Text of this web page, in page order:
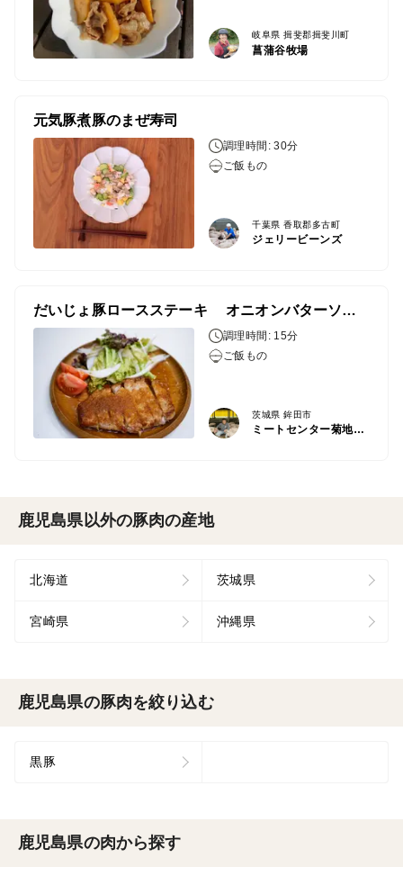
岐阜県 揖斐郡揖斐川町
菖蒲谷牧場
元気豚煮豚のまぜ寿司
調理時間: 30分
ご飯もの
千葉県 香取郡多古町
ジェリービーンズ
だいじょ豚ロースステーキ オニオンバターソース
調理時間: 15分
ご飯もの
茨城県 鉾田市
ミートセンター菊地畜産
鹿児島県以外の豚肉の産地
北海道 茨城県
宮崎県 沖縄県
鹿児島県の豚肉を絞り込む
黒豚
鹿児島県の肉から探す